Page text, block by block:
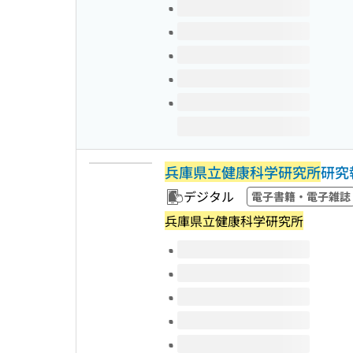
このタイトルの巻号
兵庫県立健康科学研究所研
デジタル 電子書籍・電子雑誌
兵庫県立健康科学研究所
このタイトルの巻号